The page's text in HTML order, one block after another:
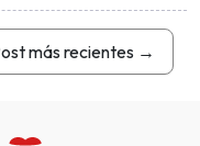
más recientes →